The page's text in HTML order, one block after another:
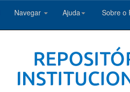
Navegar Ajuda Sobre o